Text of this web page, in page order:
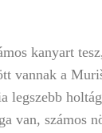
kanyart
vannak a
legszebb
van, számos